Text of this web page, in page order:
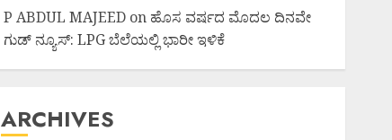
P ABDUL MAJEEDon ಹೊಸ ವರ್ಷದ ಮೊದಲ ದಿನವೇ
ಗುಡ್ ನ್ಯೂಸ್: LPG ಬೆಲೆಯಲ್ಲಿ ಭಾರೀ ಇಳಿಕೆ
ARCHIVES